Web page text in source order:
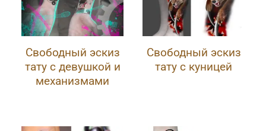
Свободный эскиз
тату с девушкой и
механизмами
Свободный эскиз
тату с куницей